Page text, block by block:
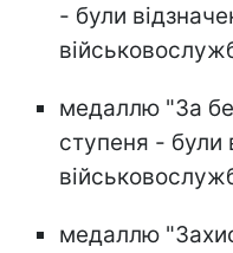
- були
медаллю "За
ступеня - були
медаллю